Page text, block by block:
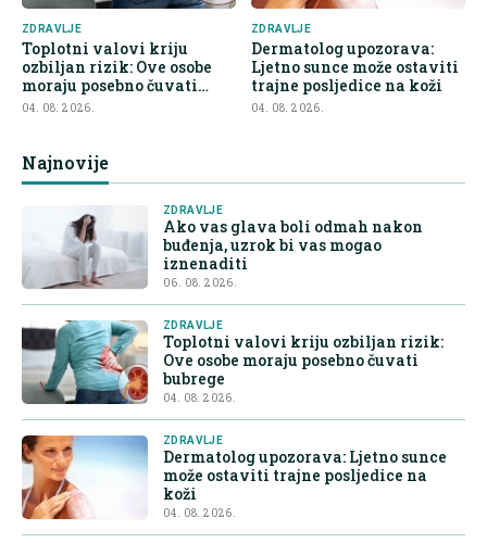
ZDRAVLJE
Toplotni valovi kriju
ozbiljan rizik: Ove osobe
moraju posebno čuvati
bubrege
04. 08. 2026.
ZDRAVLJE
Dermatolog upozorava:
Ljetno sunce može ostaviti
trajne posljedice na koži
04. 08. 2026.
Najnovije
ZDRAVLJE
Ako vas glava boli odmah nakon
buđenja, uzrok bi vas mogao
iznenaditi
06. 08. 2026.
ZDRAVLJE
Toplotni valovi kriju ozbiljan rizik:
Ove osobe moraju posebno čuvati
bubrege
04. 08. 2026.
ZDRAVLJE
Dermatolog upozorava: Ljetno sunce
može ostaviti trajne posljedice na
koži
04. 08. 2026.